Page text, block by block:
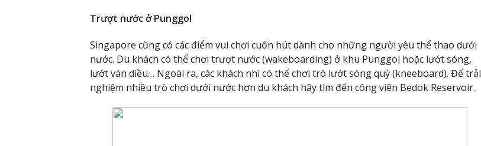
Trượt nước ở Punggol
Singapore cũng có các điểm vui chơi cuốn hút dành cho những người yêu thể thao dưới
nước. Du khách có thể chơi trượt nước (wakeboarding) ở khu Punggol hoặc lướt sóng,
lướt ván diều… Ngoài ra, các khách nhí có thể chơi trò lướt sóng quỳ (kneeboard). Để trải
nghiệm nhiều trò chơi dưới nước hơn du khách hãy tìm đến công viên Bedok Reservoir.